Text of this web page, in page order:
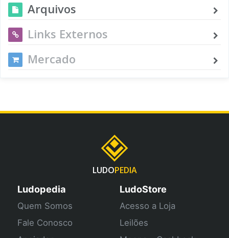
Arquivos
Links Externos
Mercado
LUDOPEDIA
Ludopedia
Quem Somos
Fale Conosco
LudoStore
Acesso a Loja
Leilões